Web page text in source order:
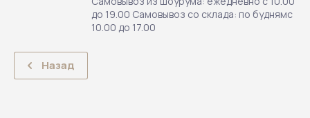
до 19.00 Самовывоз со склада: по буднямс
10.00 до 17.00
Назад